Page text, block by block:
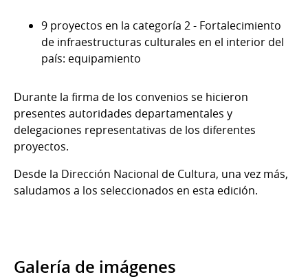
9 proyectos en la categoría 2 - Fortalecimiento
de infraestructuras culturales en el interior del
país: equipamiento
Durante la firma de los convenios se hicieron
presentes autoridades departamentales y
delegaciones representativas de los diferentes
proyectos.
Desde la Dirección Nacional de Cultura, una vez más,
saludamos a los seleccionados en esta edición.
Galería de imágenes